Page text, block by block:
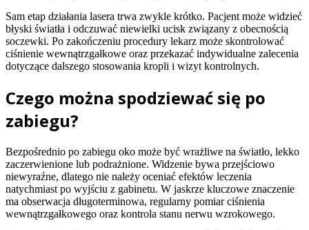
Sam etap działania lasera trwa zwykle krótko. Pacjent może widzieć
błyski światła i odczuwać niewielki ucisk związany z obecnością
soczewki. Po zakończeniu procedury lekarz może skontrolować
ciśnienie wewnątrzgałkowe oraz przekazać indywidualne zalecenia
dotyczące dalszego stosowania kropli i wizyt kontrolnych.
Czego można spodziewać się po
zabiegu?
Bezpośrednio po zabiegu oko może być wrażliwe na światło, lekko
zaczerwienione lub podrażnione. Widzenie bywa przejściowo
niewyraźne, dlatego nie należy oceniać efektów leczenia
natychmiast po wyjściu z gabinetu. W jaskrze kluczowe znaczenie
ma obserwacja długoterminowa, regularny pomiar ciśnienia
wewnątrzgałkowego oraz kontrola stanu nerwu wzrokowego.